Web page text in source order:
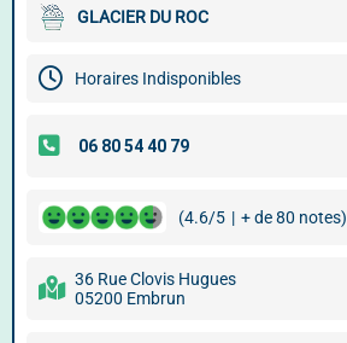
GLACIER DU ROC
Horaires Indisponibles
(4.6/5 | + de 80 notes)
36 Rue Clovis Hugues
05200 Embrun